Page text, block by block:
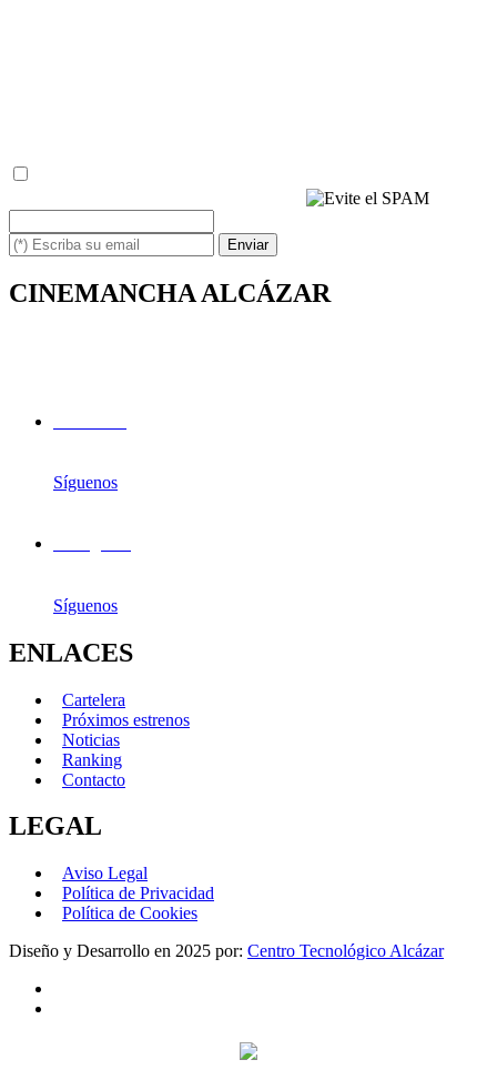
Enviar
CINEMANCHA ALCÁZAR
Síguenos
Síguenos
ENLACES
Cartelera
Próximos estrenos
Noticias
Ranking
Contacto
LEGAL
Aviso Legal
Política de Privacidad
Política de Cookies
Diseño y Desarrollo en 2025 por: Centro Tecnológico Alcázar